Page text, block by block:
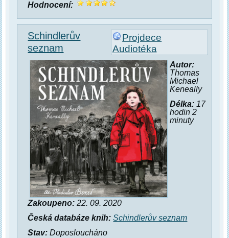
Hodnocení:
Projdece
Audiotéka
Schindlerův
seznam
Autor:
Thomas
Michael
Keneally
Délka:17
hodin 2
minuty
Zakoupeno: 22. 09. 2020
Česká databáze knih: Schindlerův seznam
Stav: Doposloucháno